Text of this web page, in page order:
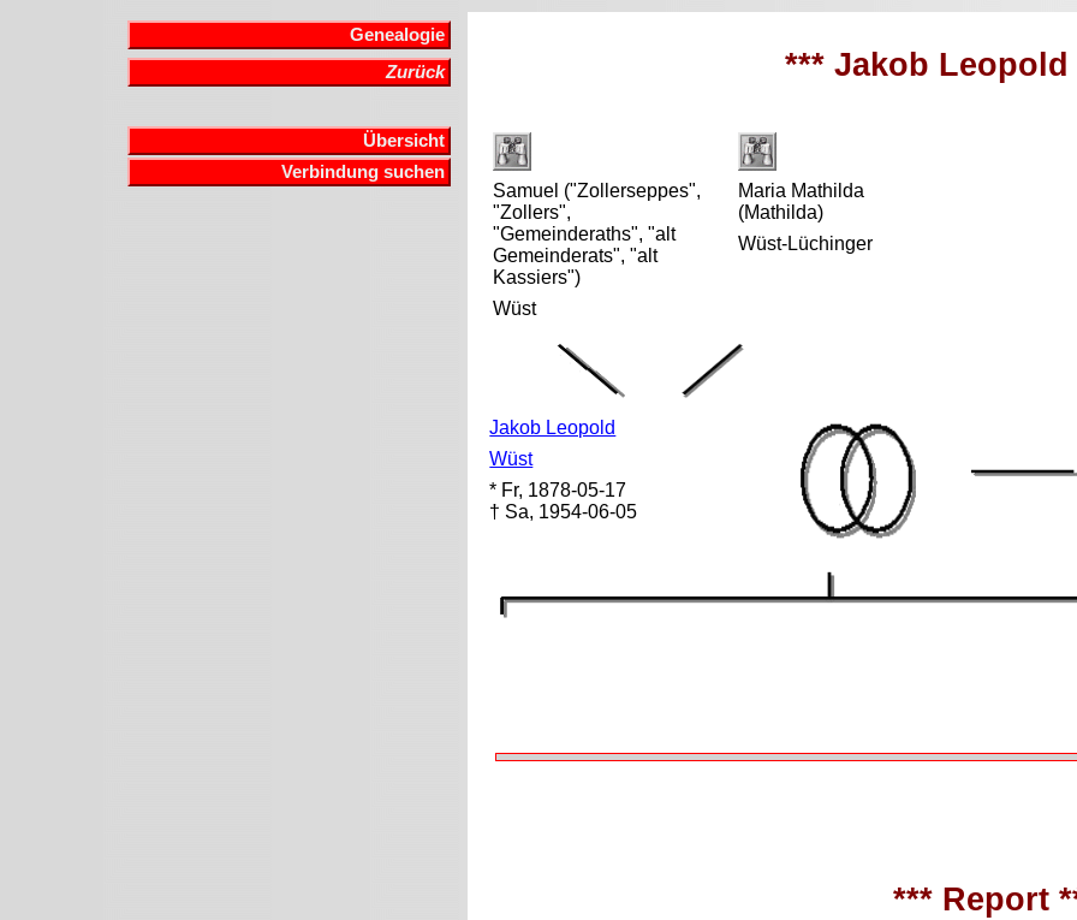
Genealogie
Zurück
Übersicht
Verbindung suchen
*** Jakob Leopold
Samuel ("Zollerseppes",
"Zollers",
"Gemeinderaths", "alt
Gemeinderats", "alt
Kassiers")
Wüst
Maria Mathilda
(Mathilda)
Wüst-Lüchinger
Jakob Leopold
Wüst
* Fr, 1878-05-17
† Sa, 1954-06-05
*** Report